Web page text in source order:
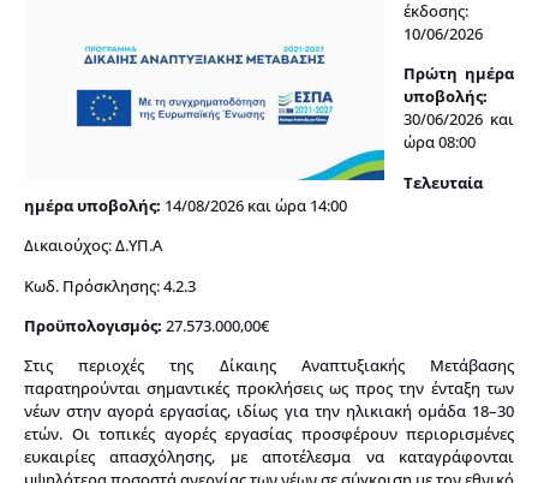
έκδοσης:
10/06/2026
Πρώτη ημέρα
υποβολής:
30/06/2026 και
ώρα 08:00
Τελευταία
ημέρα υποβολής: 14/08/2026 και ώρα 14:00
Δικαιούχος: Δ.ΥΠ.Α
Κωδ. Πρόσκλησης: 4.2.3
Προϋπολογισμός: 27.573.000,00€
Στις περιοχές της Δίκαιης Αναπτυξιακής Μετάβασης
παρατηρούνται σημαντικές προκλήσεις ως προς την ένταξη των
νέων στην αγορά εργασίας, ιδίως για την ηλικιακή ομάδα 18–30
ετών. Οι τοπικές αγορές εργασίας προσφέρουν περιορισμένες
ευκαιρίες απασχόλησης, με αποτέλεσμα να καταγράφονται